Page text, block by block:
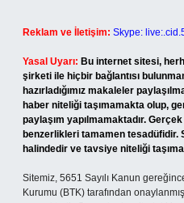
Reklam ve İletişim: Skype:
Yasal Uyarı: Bu internet sitesi,
şirketi ile hiçbir bağlantısı
hazırladığımız makaleler
haber niteliği taşımamakta olup,
paylaşım yapılmamaktadır.
benzerlikleri tamamen tesadüfidir.
halindedir ve tavsiye niteliği
Sitemiz, 5651 Sayılı Kanun
Kurumu (BTK) tarafından